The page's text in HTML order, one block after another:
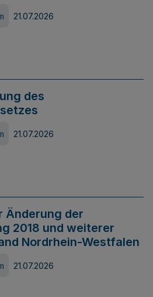
21.07.2026
des
21.07.2026
Änderung der
2018 und weiterer
Nordrhein-Westfalen
21.07.2026